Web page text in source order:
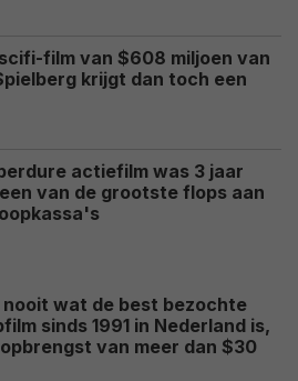
film van $608 miljoen van
krijgt dan toch een
actiefilm was 3 jaar
van de grootste flops aan
wat de best bezochte
sinds 1991 in Nederland is,
van meer dan $30